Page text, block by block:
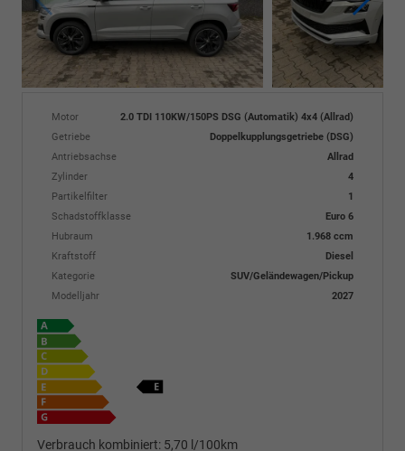
Motor
2.0 TDI 110KW/150PS DSG (Automatik) 4x4 (Allrad)
Getriebe
Doppelkupplungsgetriebe (DSG)
Antriebsachse
Allrad
Zylinder
4
Partikelfilter
1
Schadstoffklasse
Euro 6
Hubraum
1.968 ccm
Kraftstoff
Diesel
Kategorie
SUV/Geländewagen/Pickup
Modelljahr
2027
Verbrauch kombiniert: 5,70 l/100km